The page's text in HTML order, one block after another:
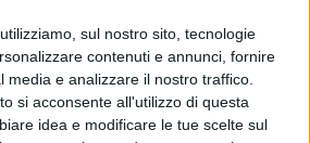
sul nostro sito, tecnologie
contenuti e annunci, fornire
media e analizzare il nostro traffico.
si acconsente all'utilizzo di questa
idea e modificare le tue scelte sul
del super Green Pass
e privato, infatti, è stata
nel Cdm di ieri sera – dopo
caldeggiata nelle scorse